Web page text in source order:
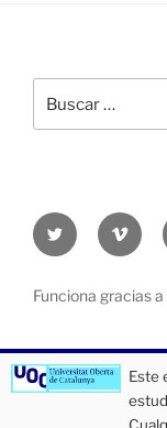
por:
Twitter
UOC
Vimeo
UOC
Funciona gracias
Este